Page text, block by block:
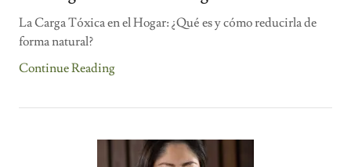
La Carga Tóxica en el Hogar: ¿Qué es y cómo reducirla de
forma natural?
Continue Reading